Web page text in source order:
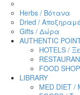
Herbs / Βότανα
Dried /
Gifts / Δώρα
AUTHENTIC
HOTELS /
FOOD
LIBRARY
MED DIET